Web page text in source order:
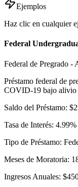
Ejemplos
Haz clic en cualquier
Federal
Federal de Pregrado
Préstamo federal de
COVID-19 bajo
Saldo del Préstamo: $
Tasa de Interés: 4.99%
Tipo de Préstamo:
Meses de Moratoria:
Ingresos Anuales: $